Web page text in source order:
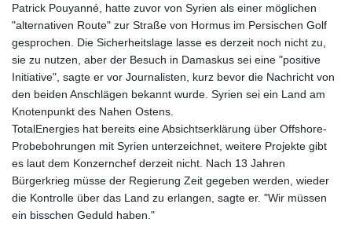
Patrick Pouyanné, hatte zuvor von Syrien als einer möglichen
"alternativen Route" zur Straße von Hormus im Persischen Golf
gesprochen. Die Sicherheitslage lasse es derzeit noch nicht zu,
sie zu nutzen, aber der Besuch in Damaskus sei eine "positive
Initiative", sagte er vor Journalisten, kurz bevor die Nachricht von
den beiden Anschlägen bekannt wurde. Syrien sei ein Land am
Knotenpunkt des Nahen Ostens.
TotalEnergies hat bereits eine Absichtserklärung über Offshore-
Probebohrungen mit Syrien unterzeichnet, weitere Projekte gibt
es laut dem Konzernchef derzeit nicht. Nach 13 Jahren
Bürgerkrieg müsse der Regierung Zeit gegeben werden, wieder
die Kontrolle über das Land zu erlangen, sagte er. "Wir müssen
ein bisschen Geduld haben."